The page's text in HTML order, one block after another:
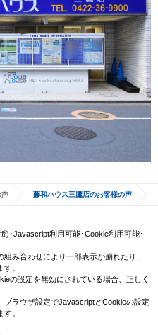
声 藤和ハウス三鷹店のお客様の声
)･Javascript利用可能･Cookie利用可能･
み合わせにより一部表示が崩れたり、
。
の設定を無効にされている場合、正しく
ラウザ設定でJavascriptとCookieの設定
。